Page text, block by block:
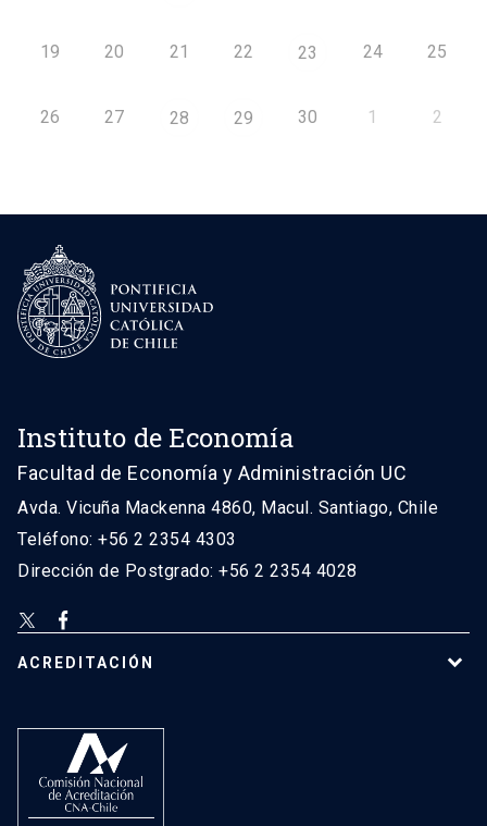
19 20 21 22 23 24 25
26 27 28 29 30 1 2
Instituto de Economía
Facultad de Economía y Administración UC
Avda. Vicuña Mackenna 4860, Macul. Santiago, Chile
Teléfono: +56 2 2354 4303
Dirección de Postgrado: +56 2 2354 4028
ACREDITACIÓN